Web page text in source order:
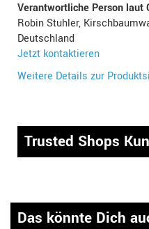
Verantwortliche Person laut
Robin Stuhler,
Deutschland
Jetzt kontaktieren
Weitere Details zur
Trusted Shops
Das könnte Dich